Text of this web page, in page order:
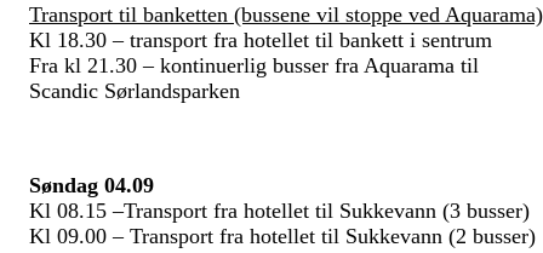
Transport til banketten (bussene vil stoppe ved Aquarama)
Kl 18.30 – transport fra hotellet til bankett i sentrum
Fra kl 21.30–kontinuerlig busser fra Aquarama til
Scandic Sørlandsparken
Søndag 04.09
Kl 08.15 –Transport fra hotellet til Sukkevann (3 busser)
Kl 09.00 – Transport fra hotellet til Sukkevann (2 busser)